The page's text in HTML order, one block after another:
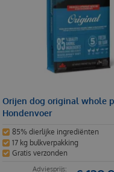
Orijen dog original whole
Hondenvoer
85% dierlijke ingrediënten
17 kg bulkverpakking
Gratis verzonden